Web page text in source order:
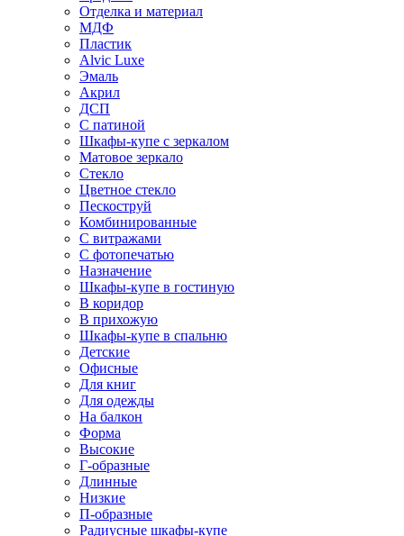
Отделка и материал
МДФ
Пластик
Alvic Luxe
Эмаль
Акрил
ДСП
С патиной
Шкафы-купе с зеркалом
Матовое зеркало
Стекло
Цветное стекло
Пескоструй
Комбинированные
С витражами
С фотопечатью
Назначение
Шкафы-купе в гостиную
В коридор
В прихожую
Шкафы-купе в спальню
Детские
Офисные
Для книг
Для одежды
На балкон
Форма
Высокие
Г-образные
Длинные
Низкие
П-образные
Радиусные шкафы-купе